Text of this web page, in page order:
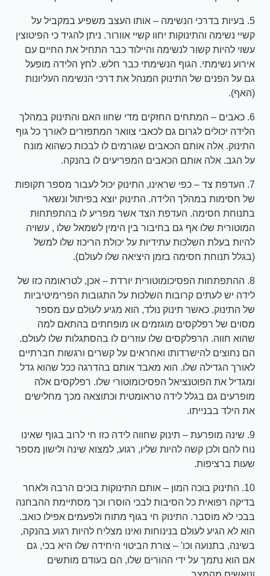
5. בעיות בדרכי הנשימה – אותו העצב משפיע במקביל על
קשיי נשימה והתינוקות יחוו קשיי אוורור. ניתן להגיד כי הפיטוצין
עשוי להיות קשור לנשימה והיילוד כבר התחיל את החיים עם
אירוע נשימתי. הגוף הנשימתי כבר חלש. לחץ הלידה מופעל
גם על הפנים של התינוק המנהל את דרכי הנשימה העליונות
(האף).
6. כאבים – המתחים החזקים מדי שחוו האם והתינוק במהלך
הלידה יכולים לגרום גם לכאבי צוואר המתפזרים לאורך כל גוף
התינוק. אלה אותם הכאבים שגורמים לו לבכות כשהוא מונח
על הגב. אלה אותם הכאבים המפריעים לו בהנקה.
7. העדפת צד – כפי שראינו, התינוק יכול לעבור מספר תקופות
של חסימות במהלך הלידה. התינוק יוצא בפיתול ונשאר
בתנוחת חסימה. העדפת הצד אשר מפריע לו בהתפתחות
המוטורית שלו אף גם בחיבור בין הימין לשמאל שלו , עשויה
להיות בעלת השלכות עתידיות על יכולת הריכוז שלו למשל
(בגלל תנוחת חסימה בזמן היציאה שלו לעולם).
8. ההתפתחות הפסיכומוטורית יורדת – אכן, לטראומה כזו של
לידה יש ​​לעתים קרובות השלכות על התגובות הפרימיטיביות
של התינוק. כאשר תינוק נולד, הוא מגיע לעולם עם מספר
מסוים של רפלקסים מוגזמים או מופחתים בהתאם למה
שהוא חווה. הרפלקסים שלו עוזרים לו בהסתגלות שלו לעולם.
הם נחוצים להישרדותו ואחראים על קשרים ורגשות חברתיים
לאורך הגדילה שלו. הוא מאבד אותם בהדרגה ככל שהוא גדל
ומגדיל את הפוטנציאל הפסיכומוטורי שלו. רפלקסים אלה
מופרעים גם בגלל לידה טראומטית וכתוצאה מכך מחלישים
את הילד בבנייתו.
9. שינה מופרעת – תינוק שחווה לידה כזו חי לרוב בגוף שאינו
נוח להם ולכן קשה להיות שליו, רגוע, למצוא שינה ולישון מספר
שעות ברציפות.
10. התינוק בוכה המון – אותם התינוקות בוכים הרבה ולאחר
בדיקה רפואית כל הסיבות לבכי הוסרו וכך מסתיימת ההבחנה
בבכי לא מוסבר. התינוק חי בגוף מתוח ולפעמים אפילו כואב.
הוא לא הגיע לעולם בנינוחות ואינו מצליח להיות רגוע בהנקה,
בשינה, בתנועה וכו' – צורת הביטוי היחידה שלו היא בכי, גם
אם הוא נתמך על ידי ההורים שלו, הם בעודם מותשים